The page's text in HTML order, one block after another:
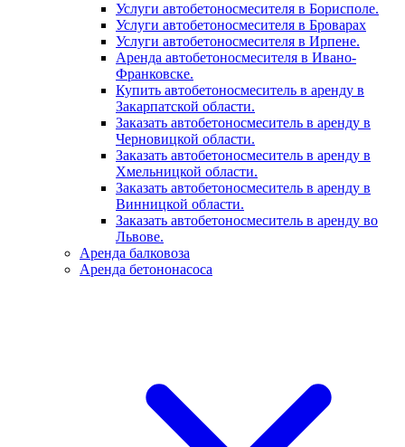
Услуги автобетоносмесителя в Борисполе.
Услуги автобетоносмесителя в Броварах
Услуги автобетоносмесителя в Ирпене.
Аренда автобетоносмесителя в Ивано-
Франковске.
Купить автобетоносмеситель в аренду в
Закарпатской области.
Заказать автобетоносмеситель в аренду в
Черновицкой области.
Заказать автобетоносмеситель в аренду в
Хмельницкой области.
Заказать автобетоносмеситель в аренду в
Винницкой области.
Заказать автобетоносмеситель в аренду во
Львове.
Аренда балковоза
Аренда бетононасоса